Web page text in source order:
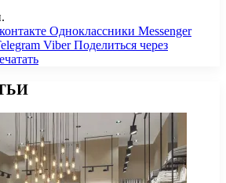
Одноклассники Messenger
Viber Поделиться через